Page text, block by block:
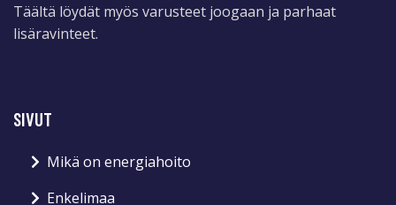
Täältä löydät myös varusteet joogaan ja parhaat
lisäravinteet.
SIVUT
Mikä on energiahoito
Enkelimaa